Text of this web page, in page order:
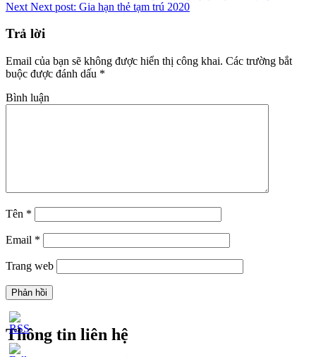
Next Next post: Gia hạn thẻ tạm trú 2020
Trả lời
Email của bạn sẽ không được hiển thị công khai. Các trường bắt
buộc được đánh dấu *
Bình luận
Tên *
Email *
Trang web
Thông tin liên hệ